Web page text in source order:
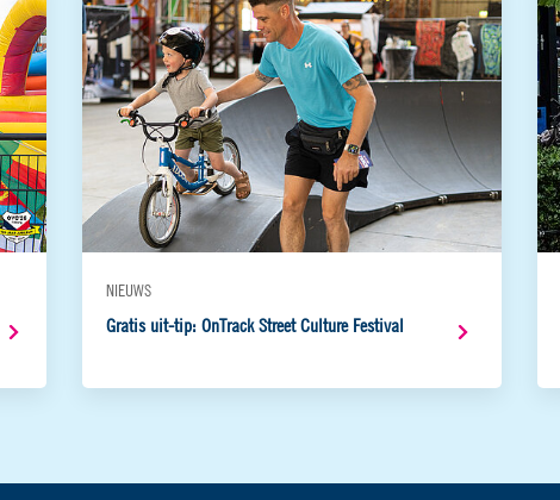
NIEUWS
Gratis uit-tip: OnTrack Street Culture Festival